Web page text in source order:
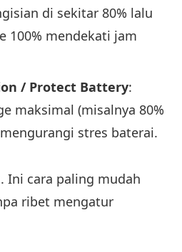
di sekitar 80% lalu
100% mendekati jam
/ Protect Battery:
maksimal (misalnya 80%
stres baterai.
. Ini cara paling mudah
ribet mengatur